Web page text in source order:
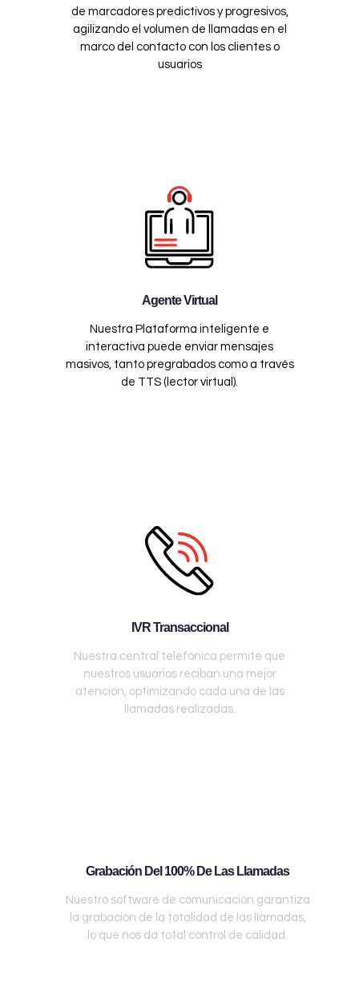
de marcadores predictivos y progresivos,
agilizando el volumen de llamadas en el
marco del contacto con los clientes o
usuarios
Agente Virtual
Nuestra Plataforma inteligente e
interactiva puede enviar mensajes
masivos, tanto pregrabados como a través
de TTS (lector virtual).
IVR Transaccional
Nuestra central telefónica permite que
nuestros usuarios reciban una mejor
atención, optimizando cada una de las
llamadas realizadas.
Grabación Del 100% De Las Llamadas
Nuestro software de comunicación garantiza
la grabación de la totalidad de las llamadas,
lo que nos da total control de calidad.